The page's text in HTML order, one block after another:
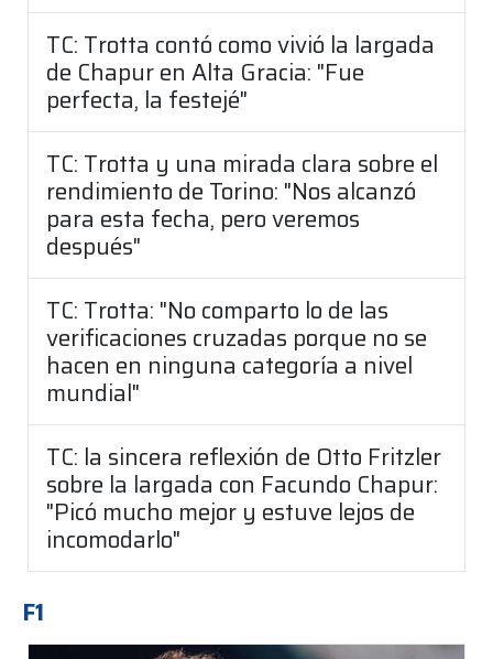
TC: Trotta contó como vivió la largada
de Chapur en Alta Gracia: "Fue
perfecta, la festejé"
TC: Trotta y una mirada clara sobre el
rendimiento de Torino: "Nos alcanzó
para esta fecha, pero veremos
después"
TC: Trotta: "No comparto lo de las
verificaciones cruzadas porque no se
hacen en ninguna categoría a nivel
mundial"
TC: la sincera reflexión de Otto Fritzler
sobre la largada con Facundo Chapur:
"Picó mucho mejor y estuve lejos de
incomodarlo"
F1